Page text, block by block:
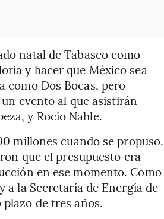
natal de Tabasco como
y hacer que México sea
Dos Bocas, pero
evento al que asistirán
y Rocío Nahle.
millones cuando se propuso.
que el presupuesto era
en ese momento. Como
a la Secretaría de Energía de
de tres años.